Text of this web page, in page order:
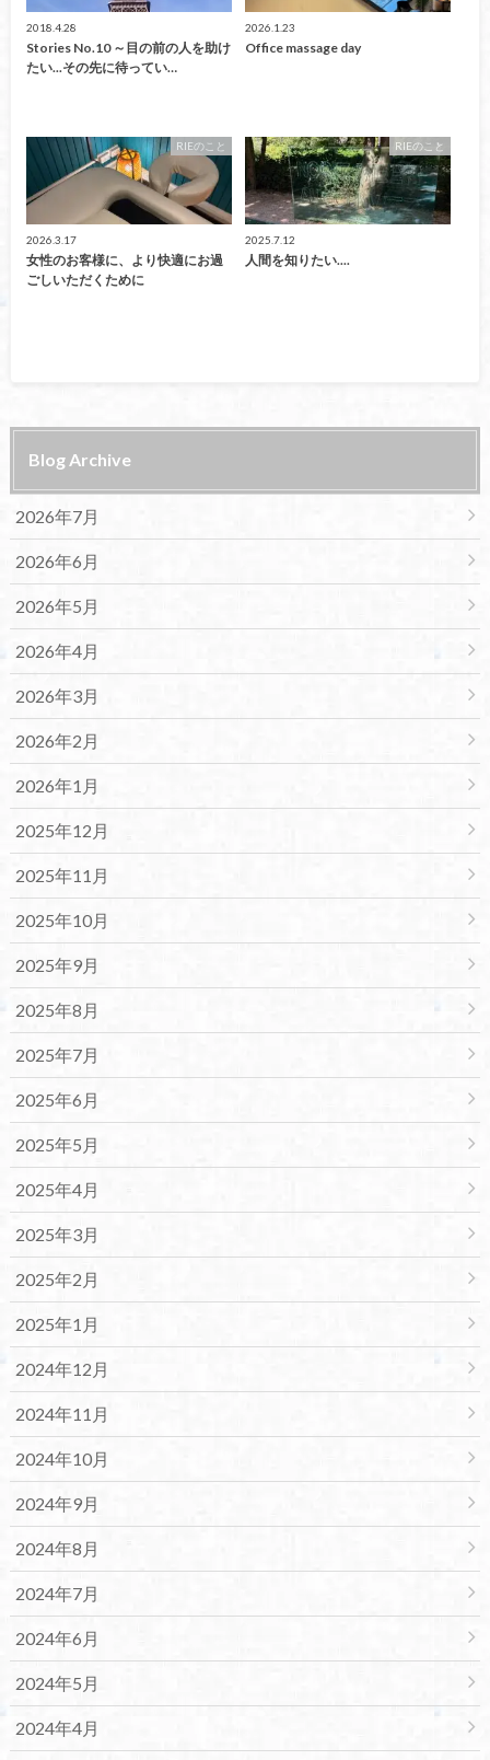
2018.4.28
Stories No.10 ～目の前の人を助け
たい...その先に待ってい…
2026.1.23
Office massage day
RIEのこと
2026.3.17
女性のお客様に、より快適にお過
ごしいただくために
RIEのこと
2025.7.12
人間を知りたい....
Blog Archive
2026年7月
2026年6月
2026年5月
2026年4月
2026年3月
2026年2月
2026年1月
2025年12月
2025年11月
2025年10月
2025年9月
2025年8月
2025年7月
2025年6月
2025年5月
2025年4月
2025年3月
2025年2月
2025年1月
2024年12月
2024年11月
2024年10月
2024年9月
2024年8月
2024年7月
2024年6月
2024年5月
2024年4月